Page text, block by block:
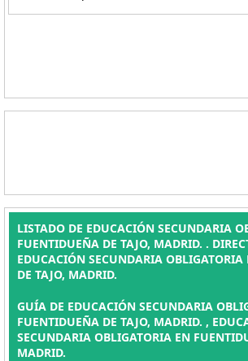
LISTADO DE EDUCACIÓN SECUNDARIA
FUENTIDUEÑA DE TAJO, MADRID. .
EDUCACIÓN SECUNDARIA
DE TAJO, MADRID.
GUÍA DE EDUCACIÓN SECUNDARIA
FUENTIDUEÑA DE TAJO, MADRID. ,
SECUNDARIA OBLIGATORIA EN
MADRID.